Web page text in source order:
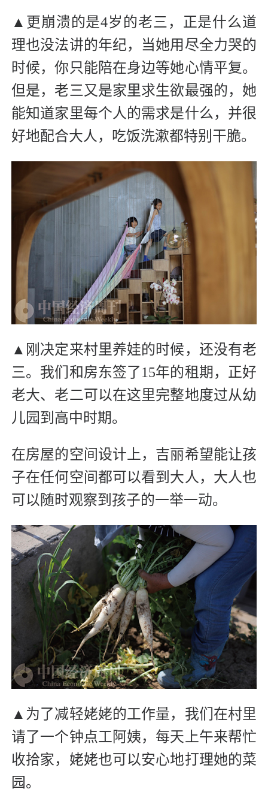
▲更崩溃的是4岁的老三，正是什么道
理也没法讲的年纪，当她用尽全力哭的
时候，你只能陪在身边等她心情平复。
但是，老三又是家里求生欲最强的，她
能知道家里每个人的需求是什么，并很
好地配合大人，吃饭洗漱都特别干脆。
▲刚决定来村里养娃的时候，还没有老
三。我们和房东签了15年的租期，正好
老大、老二可以在这里完整地度过从幼
儿园到高中时期。
在房屋的空间设计上，吉丽希望能让孩
子在任何空间都可以看到大人，大人也
可以随时观察到孩子的一举一动。
▲为了减轻姥姥的工作量，我们在村里
请了一个钟点工阿姨，每天上午来帮忙
收拾家，姥姥也可以安心地打理她的菜
园。